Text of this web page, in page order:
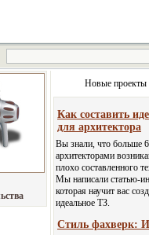
Новые проекты
Как составить
для архитектора
Вы знали, что больше
архитекторами
плохо составленного
Мы написали статью-
которая научит вас
идеальное ТЗ.
Стиль фахверк: